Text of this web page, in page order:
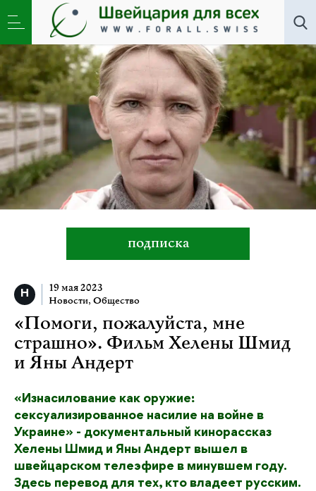
Все авторы»Лена Сосенко
подписка
19 мая 2023
Новости, Общество
«Помоги, пожалуйста, мне
страшно». Фильм Хелены Шмид
и Яны Андерт
«Изнасилование как оружие:
сексуализированное насилие на войне в
Украине» - документальный кинорассказ
Хелены Шмид и Яны Андерт вышел в
швейцарском телеэфире в минувшем году.
Здесь перевод для тех, кто владеет русским.